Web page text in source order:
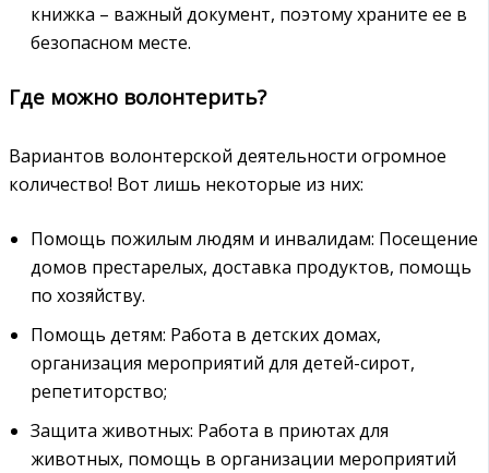
книжка – важный документ, поэтому храните ее в
безопасном месте.
Где можно волонтерить?
Вариантов волонтерской деятельности огромное
количество! Вот лишь некоторые из них:
Помощь пожилым людям и инвалидам: Посещение
домов престарелых, доставка продуктов, помощь
по хозяйству.
Помощь детям: Работа в детских домах,
организация мероприятий для детей-сирот,
репетиторство;
Защита животных: Работа в приютах для
животных, помощь в организации мероприятий